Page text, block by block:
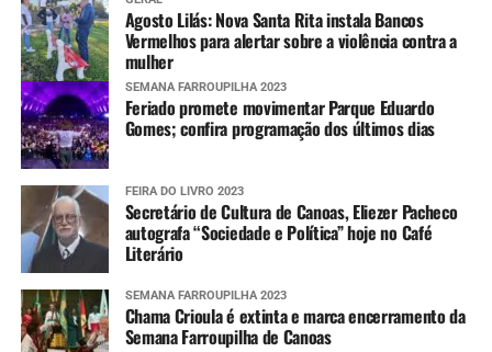
Agosto Lilás: Nova Santa Rita instala Bancos
Vermelhos para alertar sobre a violência contra a
mulher
SEMANA FARROUPILHA 2023
Feriado promete movimentar Parque Eduardo
Gomes; confira programação dos últimos dias
FEIRA DO LIVRO 2023
Secretário de Cultura de Canoas, Eliezer Pacheco
autografa “Sociedade e Política” hoje no Café
Literário
SEMANA FARROUPILHA 2023
Chama Crioula é extinta e marca encerramento da
Semana Farroupilha de Canoas